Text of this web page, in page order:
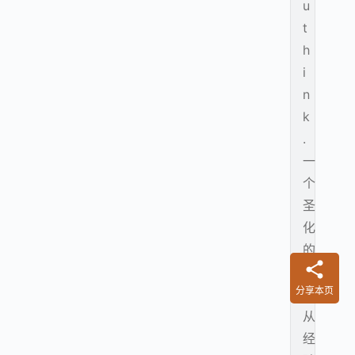
u
t
h
i
n
k
.
一
个
圣
化
的
空
间
从
经
分享本页